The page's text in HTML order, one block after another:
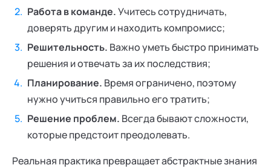
Работа в команде.Учитесь сотрудничать,
доверять другим и находить компромисс;
Решительность. Важно уметь быстро принимать
решения и отвечать за их последствия;
Планирование. Время ограничено, поэтому
нужно учиться правильно его тратить;
Решение проблем. Всегда бывают сложности,
которые предстоит преодолевать.
Реальная практика превращает абстрактные знания